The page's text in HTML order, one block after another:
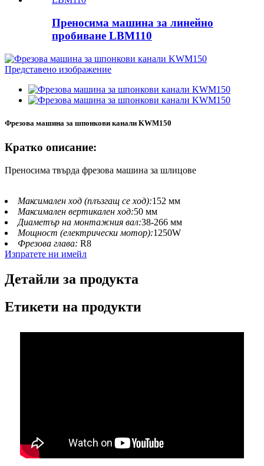
Преносима машина за линейно
пробиване LBM110
Фрезова машина за шпонкови канали KWM150
Кратко описание:
Преносима твърда фрезова машина за шлицове
Максимален ход (плъзгащ се ход):152 мм
Максимален вертикален ход:50 мм
Диаметър на монтажния вал:38-266 мм
Мощност (електрически мотор):1250W
Фрезова глава: R8
Изпратете ни имейл
Детайли за продукта
Етикети на продукти